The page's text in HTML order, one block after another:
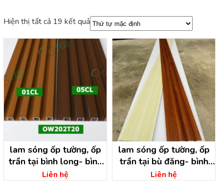
Hiện thị tất cả 19 kết quả
lam sóng ốp tường, ốp
trần tại bình long- bình
phước
Liên hệ
lam sóng ốp tường, ốp
trần tại bù đăng- bình
phước
Liên hệ